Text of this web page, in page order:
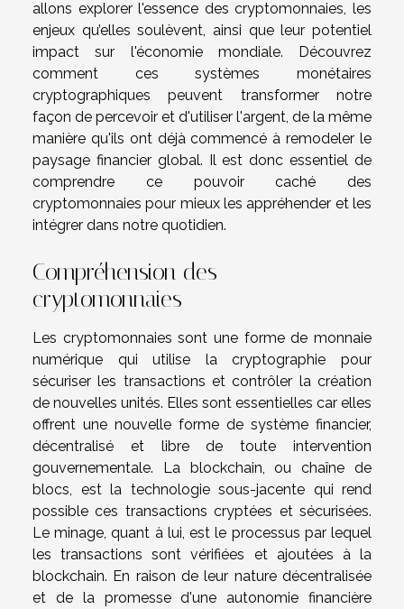
allons explorer l'essence des cryptomonnaies, les
enjeux qu’elles soulèvent, ainsi que leur potentiel
impact sur l'économie mondiale. Découvrez
comment ces systèmes monétaires
cryptographiques peuvent transformer notre
façon de percevoir et d'utiliser l'argent, de la même
manière qu'ils ont déjà commencé à remodeler le
paysage financier global. Il est donc essentiel de
comprendre ce pouvoir caché des
cryptomonnaies pour mieux les appréhender et les
intégrer dans notre quotidien.
Compréhension des
cryptomonnaies
Les cryptomonnaies sont une forme de monnaie
numérique qui utilise la cryptographie pour
sécuriser les transactions et contrôler la création
de nouvelles unités. Elles sont essentielles car elles
offrent une nouvelle forme de système financier,
décentralisé et libre de toute intervention
gouvernementale. La blockchain, ou chaîne de
blocs, est la technologie sous-jacente qui rend
possible ces transactions cryptées et sécurisées.
Le minage, quant à lui, est le processus par lequel
les transactions sont vérifiées et ajoutées à la
blockchain. En raison de leur nature décentralisée
et de la promesse d'une autonomie financière